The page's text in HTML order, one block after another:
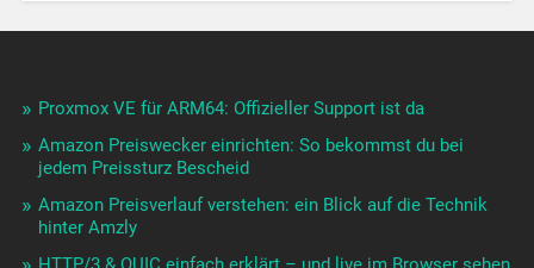
Proxmox VE für ARM64: Offizieller Support ist da
Amazon Preiswecker einrichten: So bekommst du bei
jedem Preissturz Bescheid
Amazon Preisverlauf verstehen: ein Blick auf die Technik
hinter Amzly